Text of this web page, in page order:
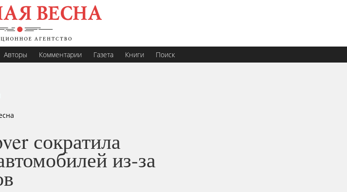
Авторы Комментарии Газета Книги Поиск
сократила
из-за